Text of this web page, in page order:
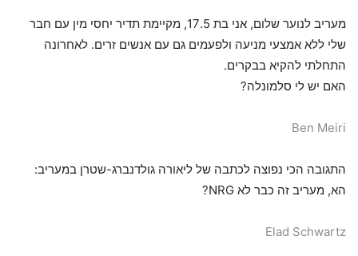
מעריב לנוער שלום, אני בת 17.5, מקיימת תדיר יחסי מין עם חבר
שלי ללא אמצעי מניעה ולפעמים גם עם אנשים זרים. לאחרונה
התחלתי להקיא בבקרים.
האם יש לי סלמונלה?
Ben Meiri
התגובה הכי נפוצה לכתבה של ליאורה גולדנברג-שטרן במעריב:
הא, מעריב זה כבר לא NRG?
Elad Schwartz